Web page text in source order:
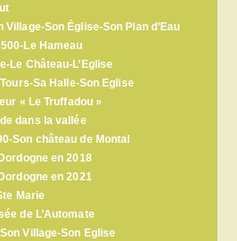
Village-Son Église-Son Plan d’Eau
Le Hameau
Le Château-L’Eglise
Sa Halle-Son Eglise
« Le Truffadou »
dans la vallée
Son château de Montal
en 2018
en 2021
Marie
de L’Automate
Village-Son Eglise